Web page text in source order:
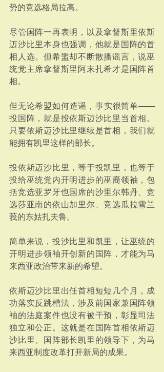
势的竞选格局拉高。
尽管国阵一再表明，以及拿督斯里依斯
迈沙比里本身也强调，他就是国阵的首
相人选。但希盟却不断散播谣言，说巫
统党主席拿督斯里阿末扎希才是国阵首
相。
但无论希盟如何造谣，事实很简单——
投国阵，就是投依斯迈沙比里当首相。
只要依斯迈沙比里继续是首相，我们就
能拥有凯里这样的部长。
投依斯迈沙比里，等于投凯里，也等于
投给巫统党内开明进步的巫裔领袖，包
括竞选亚罗牙也国席的沙里尔韩丹、竞
选莎亚南的依山加里尔、竞选瓜拉雪兰
莪的东姑扎夫鲁。
简单来说，投沙比里和凯里，让巫统的
开明进步领袖开创新的国阵，才能为马
来西亚政治带来新的希望。
依斯迈沙比里出任首相短短几个月，成
功落实反跳槽法，涉及前国家兼国阵领
袖的法庭案件也没有被干预，彰显司法
独立和公正。这就是在国阵首相依斯迈
沙比里、国阵部长凯里的领导下，为马
来西亚制度改革打开新局的成果。